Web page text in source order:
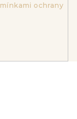
ochrany